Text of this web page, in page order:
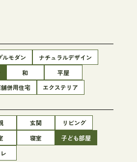
ルモダン
ナチュラルデザイン
和
平屋
併用住宅 エクステリア
玄関
リビング
寝室
子ども部屋